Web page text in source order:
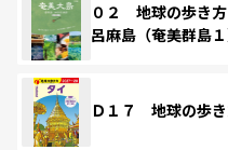
０２ 地球の歩
呂麻島（奄美群島
Ｄ１７ 地球の歩